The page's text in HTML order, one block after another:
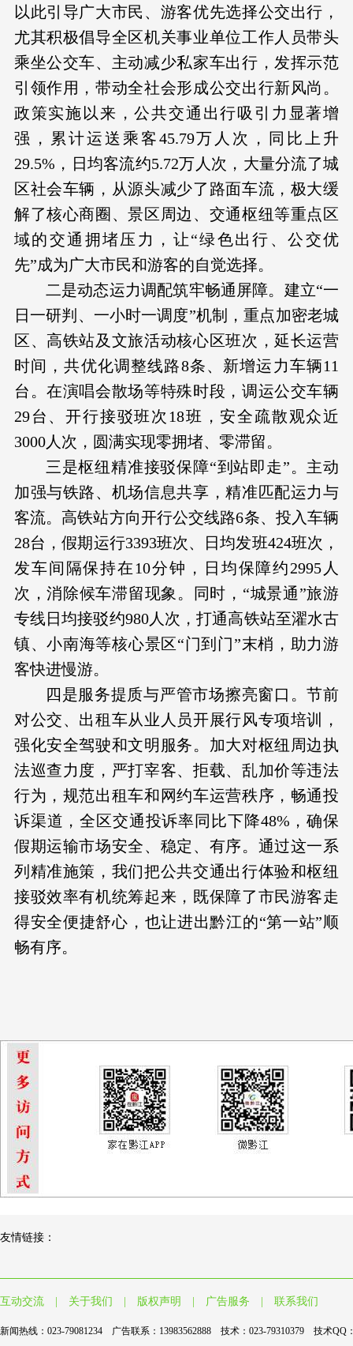
以此引导广大市民、游客优先选择公交出行，
尤其积极倡导全区机关事业单位工作人员带头
乘坐公交车、主动减少私家车出行，发挥示范
引领作用，带动全社会形成公交出行新风尚。
政策实施以来，公共交通出行吸引力显著增
强，累计运送乘客45.79万人次，同比上升
29.5%，日均客流约5.72万人次，大量分流了城
区社会车辆，从源头减少了路面车流，极大缓
解了核心商圈、景区周边、交通枢纽等重点区
域的交通拥堵压力，让“绿色出行、公交优
先”成为广大市民和游客的自觉选择。
二是动态运力调配筑牢畅通屏障。建立“一
日一研判、一小时一调度”机制，重点加密老城
区、高铁站及文旅活动核心区班次，延长运营
时间，共优化调整线路8条、新增运力车辆11
台。在演唱会散场等特殊时段，调运公交车辆
29台、开行接驳班次18班，安全疏散观众近
3000人次，圆满实现零拥堵、零滞留。
三是枢纽精准接驳保障“到站即走”。主动
加强与铁路、机场信息共享，精准匹配运力与
客流。高铁站方向开行公交线路6条、投入车辆
28台，假期运行3393班次、日均发班424班次，
发车间隔保持在10分钟，日均保障约2995人
次，消除候车滞留现象。同时，“城景通”旅游
专线日均接驳约980人次，打通高铁站至濯水古
镇、小南海等核心景区“门到门”末梢，助力游
客快进慢游。
四是服务提质与严管市场擦亮窗口。节前
对公交、出租车从业人员开展行风专项培训，
强化安全驾驶和文明服务。加大对枢纽周边执
法巡查力度，严打宰客、拒载、乱加价等违法
行为，规范出租车和网约车运营秩序，畅通投
诉渠道，全区交通投诉率同比下降48%，确保
假期运输市场安全、稳定、有序。通过这一系
列精准施策，我们把公共交通出行体验和枢纽
接驳效率有机统筹起来，既保障了市民游客走
得安全便捷舒心，也让进出黔江的“第一站”顺
畅有序。
友情链接：
互动交流 | 关于我们 | 版权声明 | 广告服务 | 联系我们
新闻热线：023-79081234 广告联系：13983562888 技术：023-79310379 技术QQ